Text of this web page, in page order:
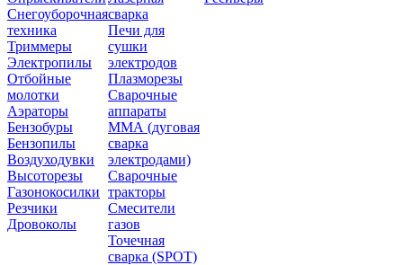
Снегоуборочная
техника
Триммеры
Электропилы
Отбойные
молотки
Аэраторы
Бензобуры
Бензопилы
Воздуходувки
Высоторезы
Газонокосилки
Резчики
Дровоколы
сварка
Печи для
сушки
электродов
Плазморезы
Сварочные
аппараты
ММА (дуговая
сварка
электродами)
Сварочные
тракторы
Смесители
газов
Точечная
сварка (SPOT)